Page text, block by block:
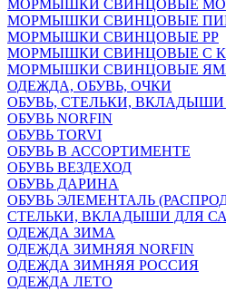
МОРМЫШКИ СВИНЦОВЫЕ
МОРМЫШКИ СВИНЦОВЫЕ
МОРМЫШКИ СВИНЦОВЫЕ РР
МОРМЫШКИ СВИНЦОВЫЕ С
МОРМЫШКИ СВИНЦОВЫЕ
ОДЕЖДА, ОБУВЬ, ОЧКИ
ОБУВЬ, СТЕЛЬКИ, ВКЛАДЫШИ
ОБУВЬ NORFIN
ОБУВЬ TORVI
ОБУВЬ В АССОРТИМЕНТЕ
ОБУВЬ ВЕЗДЕХОД
ОБУВЬ ДАРИНА
ОБУВЬ ЭЛЕМЕНТАЛЬ
СТЕЛЬКИ, ВКЛАДЫШИ ДЛЯ
ОДЕЖДА ЗИМА
ОДЕЖДА ЗИМНЯЯ NORFIN
ОДЕЖДА ЗИМНЯЯ РОССИЯ
ОДЕЖДА ЛЕТО